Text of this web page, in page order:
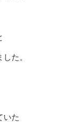
た。
いた